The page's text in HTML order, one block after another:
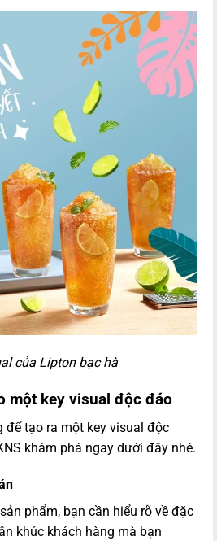
của Lipton bạc hà
một key visual độc đáo
để tạo ra một key visual độc
khám phá ngay dưới đây nhé.
phẩm, bạn cần hiểu rõ về đặc
khúc khách hàng mà bạn